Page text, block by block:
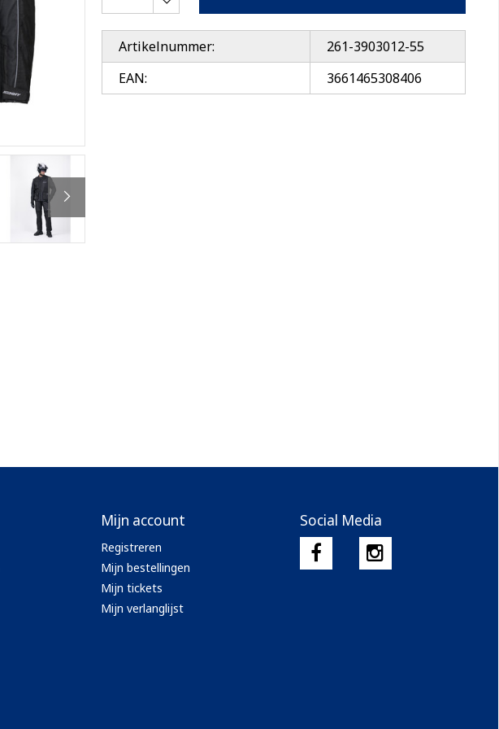
Artikelnummer:
261-3903012-55
EAN:
3661465308406
Mijn account
Registreren
Mijn bestellingen
Mijn tickets
Mijn verlanglijst
Social Media